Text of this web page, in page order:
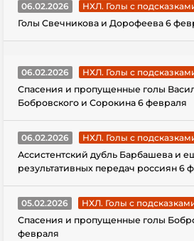
06.02.2026
НХЛ. Голы с
Голы Свечникова и Дорофеева 6
06.02.2026
НХЛ. Голы с
Спасения и пропущенные голы
Бобровского и Сорокина 6 февраля
06.02.2026
НХЛ. Голы с
Ассистентский дубль Барбашева и
результативных передач россиян 6
05.02.2026
НХЛ. Голы с
Спасения и пропущенные голы
февраля